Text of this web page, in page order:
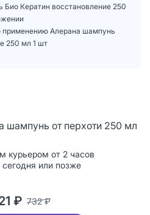
Кератин восстановление 250
применению Алерана шампунь
250 мл 1 шт
шампунь от перхоти 250 мл
курьером от 2 часов
сегодня или позже
₽ 732 ₽